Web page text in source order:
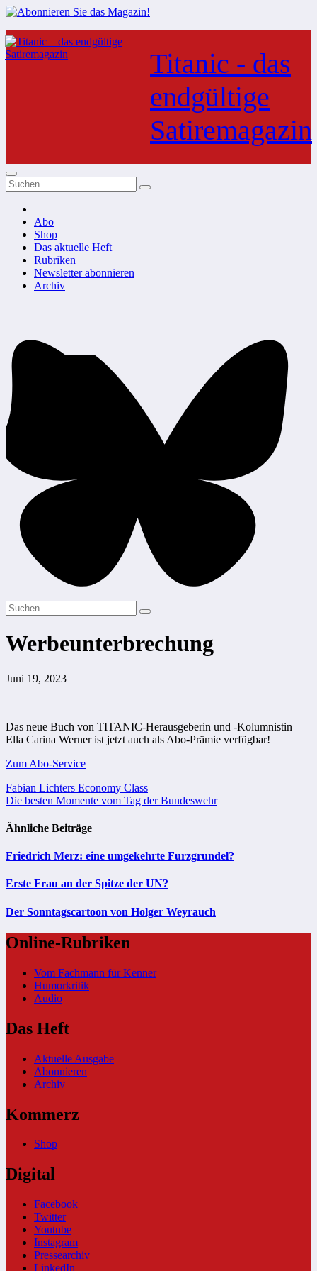
Zum
Inhalt
springen
Titanic - das
endgültige
Satiremagazin
Abo
Shop
Das aktuelle Heft
Rubriken
Newsletter abonnieren
Archiv
Werbeunterbrechung
Juni 19, 2023
Das neue Buch von TITANIC-Herausgeberin und -Kolumnistin
Ella Carina Werner ist jetzt auch als Abo-Prämie verfügbar!
Zum Abo-Service
Beitragsnavigation
Fabian Lichters Economy Class
Die besten Momente vom Tag der Bundeswehr
Ähnliche Beiträge
Friedrich Merz: eine umgekehrte Furzgrundel?
Erste Frau an der Spitze der UN?
Der Sonntagscartoon von Holger Weyrauch
Online-Rubriken
Vom Fachmann für Kenner
Humorkritik
Audio
Das Heft
Aktuelle Ausgabe
Abonnieren
Archiv
Kommerz
Shop
Digital
Facebook
Twitter
Youtube
Instagram
Pressearchiv
LinkedIn